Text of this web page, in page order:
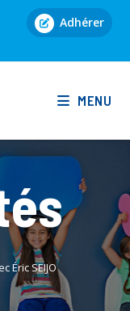
Adhérer
MENU
Éric SEIJO